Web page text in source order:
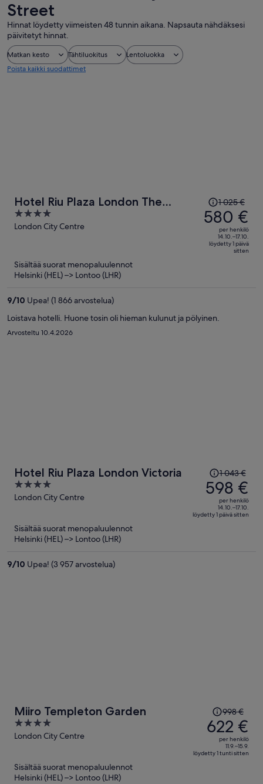
Street
Hinnat löydetty viimeisten 48 tunnin aikana. Napsauta nähdäksesi
päivitetyt hinnat.
Matkan kesto Tähtiluokitus
Lentoluokka
Poista kaikki suodattimet
Hotel Riu Plaza London The
Westminster
4
out
London City Centre
Hinta
oli
1 025 €,
hinta
on
1 025 €
580 €
per henkilö
14.10.–17.10.
löydetty 1 päivä
sitten
Sisältää suorat menopaluulennot
Helsinki (HEL) –> Lontoo (LHR)
9/10 Upea! (1 866 arvostelua)
Loistava hotelli. Huone tosin oli hieman kulunut ja pölyinen.
Arvosteltu 10.4.2026
Hotel Riu Plaza London Victoria
4
out
London City Centre
Hinta
oli
1 043 €,
hinta
on
1 043 €
598 €
per henkilö
14.10.–17.10.
löydetty 1 päivä sitten
Sisältää suorat menopaluulennot
Helsinki (HEL) –> Lontoo (LHR)
9/10 Upea! (3 957 arvostelua)
Miiro Templeton Garden
4
out
5
London City Centre
Hinta
oli
998 €,
hinta
on
998 €
622 €
per henkilö
11.9.–15.9.
löydetty 1 tunti sitten
Sisältää suorat menopaluulennot
Helsinki (HEL) –> Lontoo (LHR)